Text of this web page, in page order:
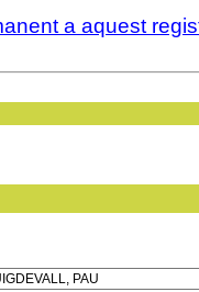
a aquest